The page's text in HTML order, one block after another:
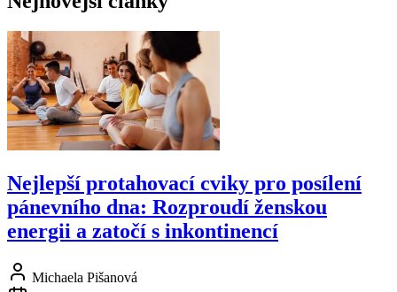
Nejlepší protahovací cviky pro posílení
pánevního dna: Rozproudí ženskou
energii a zatočí s inkontinencí
Michaela Pišanová